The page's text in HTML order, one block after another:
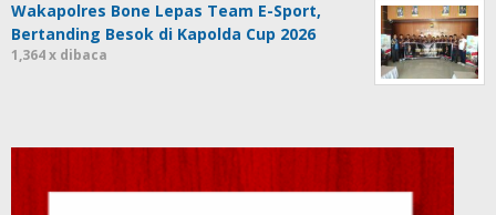
Wakapolres Bone Lepas Team E-Sport,
Bertanding Besok di Kapolda Cup 2026
1,364 x dibaca